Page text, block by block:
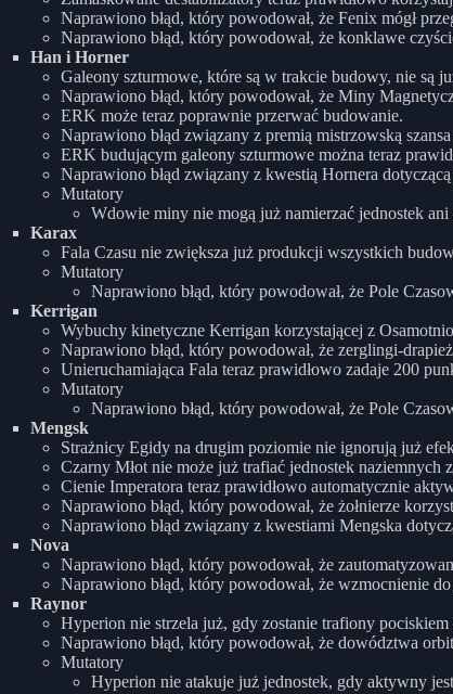
Naprawiono błąd, który powodował, że Fenix mógł
Naprawiono błąd, który powodował, że konklawe
Han i Horner
Galeony szturmowe, które są w trakcie budowy, nie są
Naprawiono błąd, który powodował, że Miny
ERK może teraz poprawnie przerwać budowanie.
Naprawiono błąd związany z premią mistrzowską
ERK budującym galeony szturmowe można teraz
Naprawiono błąd związany z kwestią Hornera
Mutatory
Wdowie miny nie mogą już namierzać jednostek
Karax
Fala Czasu nie zwiększa już produkcji wszystkich
Mutatory
Naprawiono błąd, który powodował, że Pole
Kerrigan
Wybuchy kinetyczne Kerrigan korzystającej z
Naprawiono błąd, który powodował, że zerglingi-
Unieruchamiająca Fala teraz prawidłowo zadaje 200
Mutatory
Naprawiono błąd, który powodował, że Pole
Mengsk
Strażnicy Egidy na drugim poziomie nie ignorują już
Czarny Młot nie może już trafiać jednostek
Cienie Imperatora teraz prawidłowo automatycznie
Naprawiono błąd, który powodował, że żołnierze
Naprawiono błąd związany z kwestiami Mengska
Nova
Naprawiono błąd, który powodował, że
Naprawiono błąd, który powodował, że wzmocnienie
Raynor
Hyperion nie strzela już, gdy zostanie trafiony
Naprawiono błąd, który powodował, że dowództwa
Mutatory
Hyperion nie atakuje już jednostek, gdy aktywny